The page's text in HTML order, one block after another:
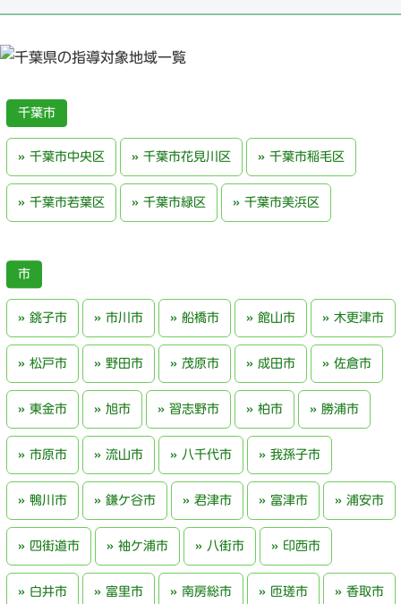
千葉市
千葉市中央区 千葉市花見川区 千葉市稲毛区
千葉市若葉区 千葉市緑区 千葉市美浜区
銚子市 市川市 船橋市 館山市 木更津市
松戸市 野田市 茂原市 成田市 佐倉市
東金市 旭市 習志野市 柏市 勝浦市
市原市 流山市 八千代市 我孫子市
鴨川市 鎌ケ谷市 君津市 富津市 浦安市
四街道市 袖ケ浦市 八街市 印西市
白井市 富里市 南房総市 匝瑳市 香取市